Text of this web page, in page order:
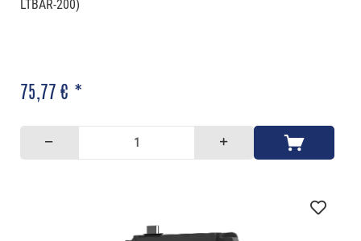
LTBAR-200)
75,77 € *